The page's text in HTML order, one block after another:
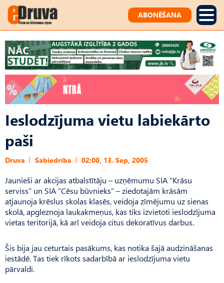
ABONĒŠANA
Ieslodzījuma vietu labiekārto
paši
Druva Sabiedrība 02:00, 13. Sep, 2005
Jaunieši ar akcijas atbalstītāju – uzņēmumu SIA “Krāsu
serviss” un SIA “Cēsu būvnieks” – ziedotajām krāsām
atjaunoja krēslus skolas klasēs, veidoja zīmējumu uz sienas
skolā, apgleznoja laukakmeņus, kas tiks izvietoti ieslodzījuma
vietas teritorijā, kā arī veidoja citus dekoratīvus darbus.
Šis bija jau ceturtais pasākums, kas notika šajā audzināšanas
iestādē. Tas tiek rīkots sadarbībā ar ieslodzījuma vietu
pārvaldi.